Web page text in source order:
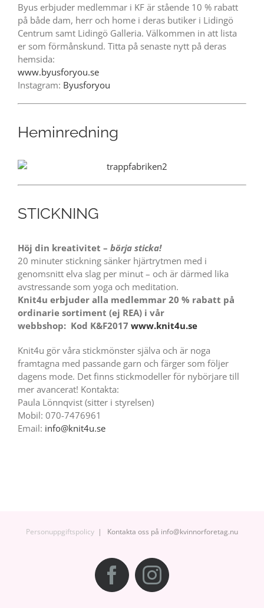
Byus erbjuder medlemmar i KF är stående 10 % rabatt
på både dam, herr och home i deras butiker i Lidingö
Centrum samt Lidingö Galleria. Välkommen in att lista
er som förmånskund. Titta på senaste nytt på deras
hemsida:
www.byusforyou.se
Instagram: Byusforyou
Heminredning
STICKNING
Höj din kreativitet – börja sticka!
20 minuter stickning sänker hjärtrytmen med i
genomsnitt elva slag per minut – och är därmed lika
avstressande som yoga och meditation.
Knit4u erbjuder alla medlemmar 20 % rabatt på
ordinarie sortiment (ej REA) i vår
webbshop: Kod K&F2017 www.knit4u.se
Knit4u gör våra stickmönster själva och är noga
framtagna med passande garn och färger som följer
dagens mode. Det finns stickmodeller för nybörjare till
mer avancerat! Kontakta:
Paula Lönnqvist (sitter i styrelsen)
Mobil: 070-7476961
Email: info@knit4u.se
Personuppgiftspolicy | Kontakta oss på info@kvinnorforetag.nu
FacebookInstagram